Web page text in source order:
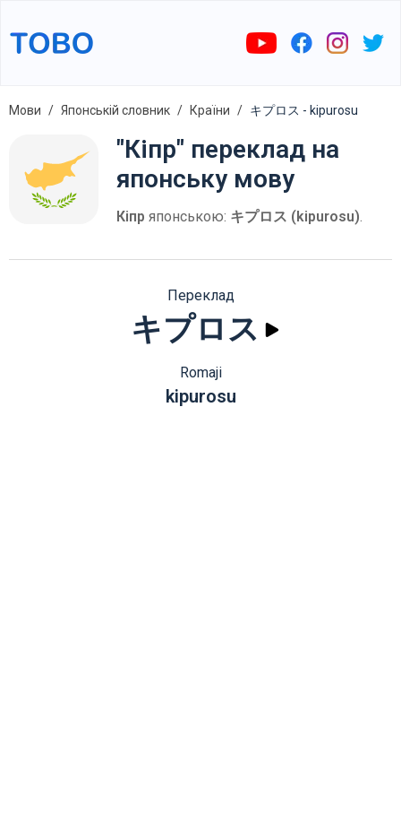
Мови Японській словник Країни キプロス - kipurosu
"Кіпр" переклад на
японську мову
Кіпр японською: キプロス (kipurosu).
Переклад
キプロス
Romaji
kipurosu